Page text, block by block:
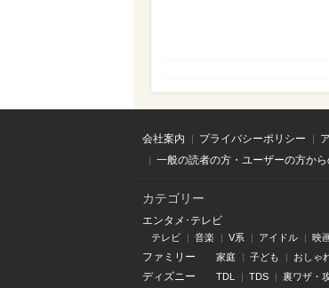
会社案内 プライバシーポリシー
一般の読者の方・ユーザーの方か
カテゴリー
エンタメ･テレビ
テレビ 音楽 V系 アイドル 映
ファミリー 家庭 子ども おしゃ
ディズニー TDL TDS 裏ワザ・